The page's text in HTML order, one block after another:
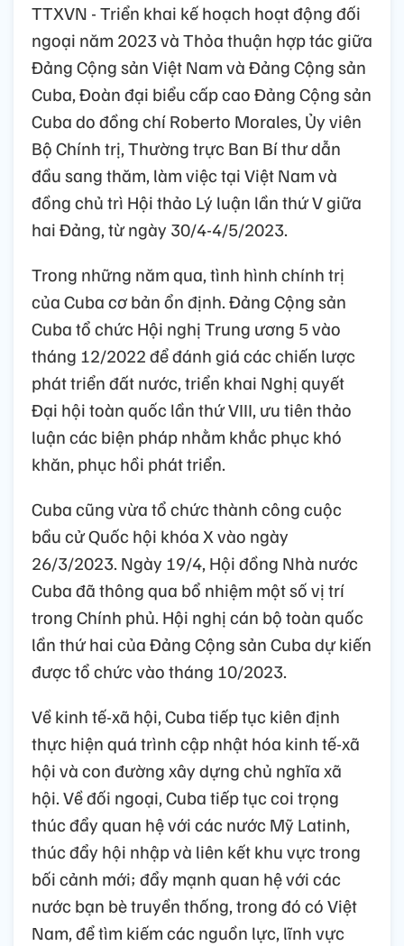
TTXVN - Triển khai kế hoạch hoạt động đối
ngoại năm 2023 và Thỏa thuận hợp tác giữa
Đảng Cộng sản Việt Nam và Đảng Cộng sản
Cuba, Đoàn đại biểu cấp cao Đảng Cộng sản
Cuba do đồng chí Roberto Morales, Ủy viên
Bộ Chính trị, Thường trực Ban Bí thư dẫn
đầu sang thăm, làm việc tại Việt Nam và
đồng chủ trì Hội thảo Lý luận lần thứ V giữa
hai Đảng, từ ngày 30/4-4/5/2023.
Trong những năm qua, tình hình chính trị
của Cuba cơ bản ổn định. Đảng Cộng sản
Cuba tổ chức Hội nghị Trung ương 5 vào
tháng 12/2022 để đánh giá các chiến lược
phát triển đất nước, triển khai Nghị quyết
Đại hội toàn quốc lần thứ VIII, ưu tiên thảo
luận các biện pháp nhằm khắc phục khó
khăn, phục hồi phát triển.
Cuba cũng vừa tổ chức thành công cuộc
bầu cử Quốc hội khóa X vào ngày
26/3/2023. Ngày 19/4, Hội đồng Nhà nước
Cuba đã thông qua bổ nhiệm một số vị trí
trong Chính phủ. Hội nghị cán bộ toàn quốc
lần thứ hai của Đảng Cộng sản Cuba dự kiến
được tổ chức vào tháng 10/2023.
Về kinh tế-xã hội, Cuba tiếp tục kiên định
thực hiện quá trình cập nhật hóa kinh tế-xã
hội và con đường xây dựng chủ nghĩa xã
hội. Về đối ngoại, Cuba tiếp tục coi trọng
thúc đẩy quan hệ với các nước Mỹ Latinh,
thúc đẩy hội nhập và liên kết khu vực trong
bối cảnh mới; đẩy mạnh quan hệ với các
nước bạn bè truyền thống, trong đó có Việt
Nam, để tìm kiếm các nguồn lực, lĩnh vực